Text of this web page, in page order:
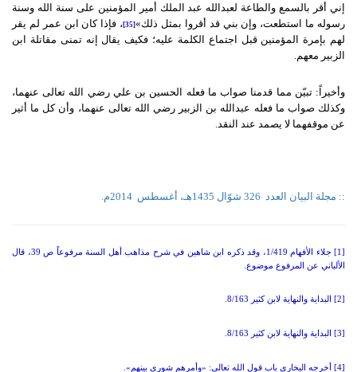
إني أقر بالسمع والطاعة لعبدالله عبد الملك أمير المؤمنين على سنة الله وسنة
رسوله ما استطعت، وإن بني قد أقروا بمثل ذلك»[35]
، فإذا كان ابن عمر لم يقر
لهم بإمرة المؤمنين قبل اجتماع الكلمة عليه؛ فكيف يقال إنه تمنى مقاتلة ابن
الزبير معهم.
وأخيراً: تبيّن مما قدمنا صواب ما فعله الحسين بن علي رضي الله تعالى عنهما،
وكذلك صواب ما فعله عبدالله بن الزبير رضي الله تعالى عنهما، وأن كل ما أثير
عن موقفهما لا يصمد عند النقد.
:: مجلة البيان العدد 326 شوّال 1435هـ، أغسطس 2014م.
[1] جلاء الأفهام ، وقد ذكره ابن شاهين في شرح مذاهب أهل السنة مرفوعاً ص
، قال
الألباني عن المرفوع موضوع
[3] البداية والنهاية لابن كثير
[4] أخرجه البخاري باب قول الله تعالى : «وأمرهم شورى بينهم ».